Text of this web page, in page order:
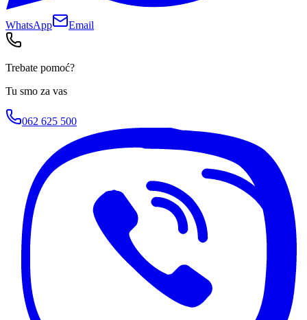
WhatsApp Email
Trebate pomoć?
Tu smo za vas
062 625 500